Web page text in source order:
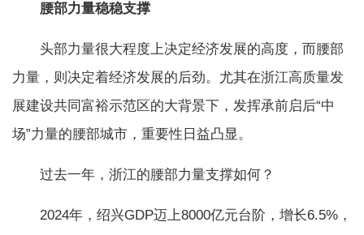
腰部力量稳稳支撑
头部力量很大程度上决定经济发展的高度，而腰部
力量，则决定着经济发展的后劲。尤其在浙江高质量发
展建设共同富裕示范区的大背景下，发挥承前启后“中
场”力量的腰部城市，重要性日益凸显。
过去一年，浙江的腰部力量支撑如何？
2024年，绍兴GDP迈上8000亿元台阶，增长6.5%，